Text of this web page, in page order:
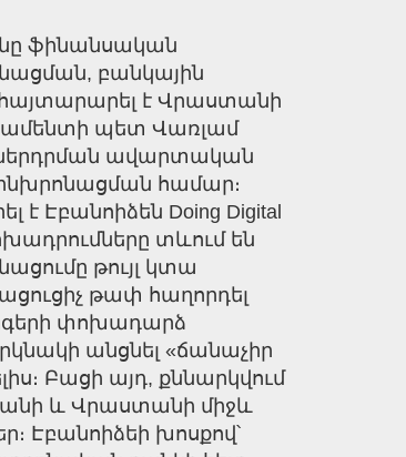
ֆինանսական
բանկային
հայտարարել է Վրաստանի
պետ Վառլամ
ներդրման ավարտական
համար։
Էբանոիձեն Doing Digital
տևում են
թույլ կտա
թափ հաղորդել
փոխադարձ
անցնել «ճանաչիր
Բացի այդ, քննարկվում
և Վրաստանի միջև
Էբանոիձեի խոսքով՝